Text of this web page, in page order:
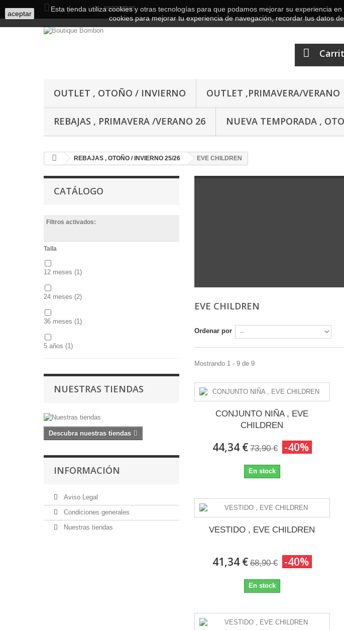
Llámenos ahora:950391995
OUTLET , OTOÑO / INVIERNO OUTLET ,PRIMAVERA/VERANO
REBAJAS , PRIMAVERA /VERANO 26 NUEVA TEMPORADA ,
REBAJAS , OTOÑO / INVIERNO 25/26 EVE CHILDREN
CATÁLOGO
Filtros activados:
Talla
12 meses (1)
24 meses (2)
36 meses (1)
5 años (1)
8 años(4)
12 años(2)
NUESTRAS TIENDAS
Descubra nuestras tiendas
INFORMACIÓN
Aviso Legal
Condiciones generales
Nuestras tiendas
EVE CHILDREN
Ordenar por
Mostrando 1 - 9 de 9
CONJUNTO NIÑA , EVE
CHILDREN
44,34 € 73,90 € -40%
En stock
VESTIDO , EVE CHILDREN
41,34 € 68,90 € -40%
En stock
aceptar
Esta tienda utiliza cookies y otras tecnologías para que podamos mejorar su experiencia en
cookies para mejorar tu experiencia de navegación, recordar tus datos